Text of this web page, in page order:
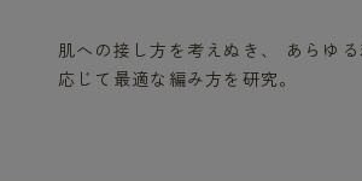
肌への接し方を考えぬき、 あらゆ
応じて最適な編み方を研究。